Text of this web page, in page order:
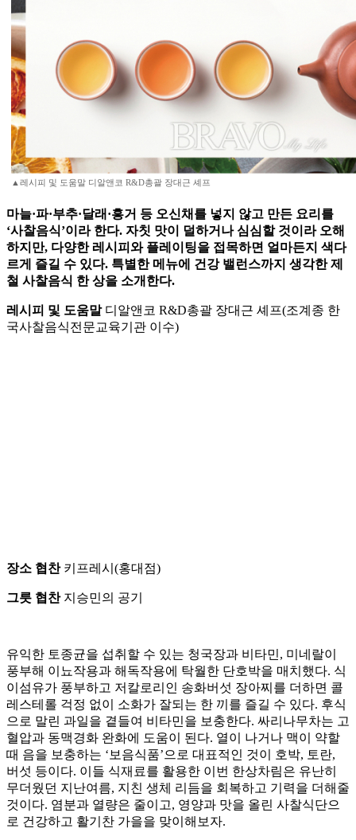
▲레시피 및 도움말 디알앤코 R&D총괄 장대근 셰프
마늘·파·부추·달래·흥거 등 오신채를 넣지 않고 만든 요리를
‘사찰음식’이라 한다. 자칫 맛이 덜하거나 심심할 것이라 오해
하지만, 다양한 레시피와 플레이팅을 접목하면 얼마든지 색다
르게 즐길 수 있다. 특별한 메뉴에 건강 밸런스까지 생각한 제
철 사찰음식 한 상을 소개한다.
레시피 및 도움말디알앤코 R&D총괄 장대근 셰프(조계종 한
국사찰음식전문교육기관 이수)
장소 협찬키프레시(홍대점)
그릇 협찬지승민의 공기
유익한 토종균을 섭취할 수 있는 청국장과 비타민, 미네랄이
풍부해 이뇨작용과 해독작용에 탁월한 단호박을 매치했다. 식
이섬유가 풍부하고 저칼로리인 송화버섯 장아찌를 더하면 콜
레스테롤 걱정 없이 소화가 잘되는 한 끼를 즐길 수 있다. 후식
으로 말린 과일을 곁들여 비타민을 보충한다. 싸리나무차는 고
혈압과 동맥경화 완화에 도움이 된다. 열이 나거나 맥이 약할
때 음을 보충하는 ‘보음식품’으로 대표적인 것이 호박, 토란,
버섯 등이다. 이들 식재료를 활용한 이번 한상차림은 유난히
무더웠던 지난여름, 지친 생체 리듬을 회복하고 기력을 더해줄
것이다. 염분과 열량은 줄이고, 영양과 맛을 올린 사찰식단으
로 건강하고 활기찬 가을을 맞이해보자.